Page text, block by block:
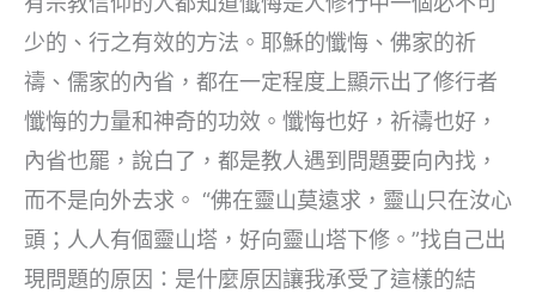
少的、行之有效的方法。耶穌的懺悔、佛家的祈
禱、儒家的內省，都在一定程度上顯示出了修行者
懺悔的力量和神奇的功效。懺悔也好，祈禱也好，
內省也罷，說白了，都是教人遇到問題要向內找，
而不是向外去求。 “佛在靈山莫遠求，靈山只在汝心
頭；人人有個靈山塔，好向靈山塔下修。”找自己出
現問題的原因：是什麼原因讓我承受了這樣的結